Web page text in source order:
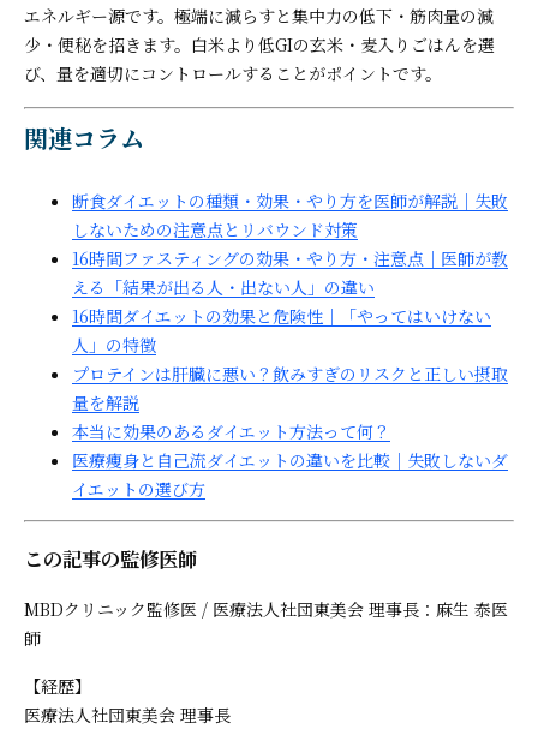
エネルギー源です。極端に減らすと集中力の低下・筋肉量の減
少・便秘を招きます。白米より低GIの玄米・麦入りごはんを選
び、量を適切にコントロールすることがポイントです。
関連コラム
断食ダイエットの種類・効果・やり方を医師が解説｜失敗
しないための注意点とリバウンド対策
16時間ファスティングの効果・やり方・注意点｜医師が教
える「結果が出る人・出ない人」の違い
16時間ダイエットの効果と危険性｜「やってはいけない
人」の特徴
プロテインは肝臓に悪い？飲みすぎのリスクと正しい摂取
量を解説
本当に効果のあるダイエット方法って何？
医療痩身と自己流ダイエットの違いを比較｜失敗しないダ
イエットの選び方
この記事の監修医師
MBDクリニック監修医 / 医療法人社団東美会 理事長：麻生 泰医
師
【経歴】
医療法人社団東美会 理事長